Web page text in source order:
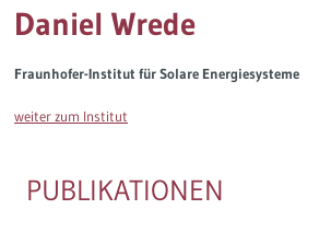
Daniel Wrede
Fraunhofer-Institut für Solare Energiesysteme
weiter zum Institut
PUBLIKATIONEN